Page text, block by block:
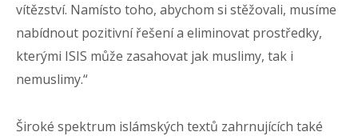
vítězství. Namísto toho, abychom si stěžovali, musíme
nabídnout pozitivní řešení a eliminovat prostředky,
kterými ISIS může zasahovat jak muslimy, tak i
nemuslimy.“
Široké spektrum islámských textů zahrnujících také